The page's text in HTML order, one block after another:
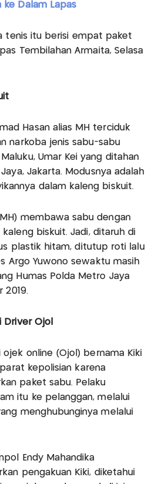
ke Dalam Lapas
tenis itu berisi empat paket
Tembilahan Armaita, Selasa
Hasan alias MH terciduk
narkoba jenis sabu-sabu
Umar Kei yang ditahan
Jakarta. Modusnya adalah
dalam kaleng biskuit.
membawa sabu dengan
biskuit. Jadi, ditaruh di
plastik hitam, ditutup roti lalu
Argo Yuwono sewaktu masih
Humas Polda Metro Jaya
2019.
Driver Ojol
online (Ojol) bernama Kiki
kepolisian karena
paket sabu. Pelaku
itu ke pelanggan, melalui
menghubunginya melalui
Endy Mahandika
pengakuan Kiki, diketahui